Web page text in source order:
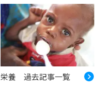
栄養 過去記事一覧